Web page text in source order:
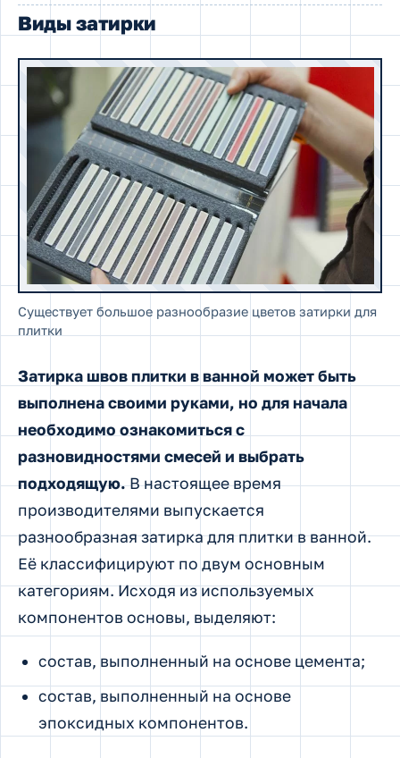
Виды затирки
Существует большое разнообразие цветов затирки для
плитки
Затирка швов плитки в ванной может быть
выполнена своими руками, но для начала
необходимо ознакомиться с
разновидностями смесей и выбрать
подходящую.В настоящее время
производителями выпускается
разнообразная затирка для плитки в ванной.
Её классифицируют по двум основным
категориям. Исходя из используемых
компонентов основы, выделяют:
состав, выполненный на основе цемента;
состав, выполненный на основе
эпоксидных компонентов.